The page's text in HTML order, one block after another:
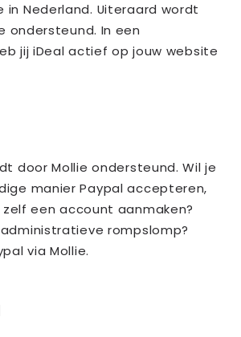
Nederland. Uiteraard wordt
ondersteund. In een
jij iDeal actief op jouw website
door Mollie ondersteund. Wil je
manier Paypal accepteren,
een account aanmaken?
rompslomp?
via Mollie.